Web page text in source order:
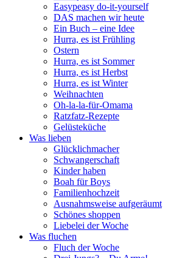
Easypeasy do-it-yourself
DAS machen wir heute
Ein Buch – eine Idee
Hurra, es ist Frühling
Ostern
Hurra, es ist Sommer
Hurra, es ist Herbst
Hurra, es ist Winter
Weihnachten
Oh-la-la-für-Omama
Ratzfatz-Rezepte
Gelüsteküche
Was lieben
Glücklichmacher
Schwangerschaft
Kinder haben
Boah für Boys
Familienhochzeit
Ausnahmsweise aufgeräumt
Schönes shoppen
Liebelei der Woche
Was fluchen
Fluch der Woche